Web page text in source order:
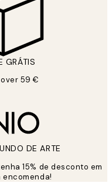
GRÁTIS
59 €
DE ARTE
15% de desconto em
encomenda!